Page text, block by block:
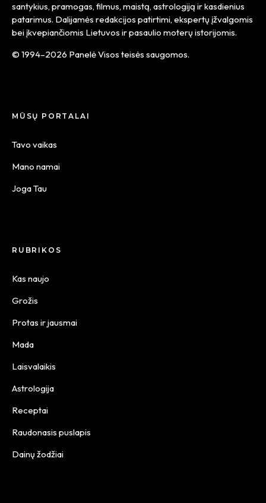
santykius, pramogas, filmus, maistą, astrologiją ir kasdienius
patarimus. Dalijamės redakcijos patirtimi, ekspertų įžvalgomis
bei įkvepiančiomis Lietuvos ir pasaulio moterų istorijomis.
© 1994–2026 Panelė Visos teisės saugomos.
MŪSŲ PORTALAI
Tavo vaikas
Mano namai
Joga Tau
RUBRIKOS
Kas naujo
Grožis
Protas ir jausmai
Mada
Laisvalaikis
Astrologija
Receptai
Raudonasis puslapis
Dainų žodžiai